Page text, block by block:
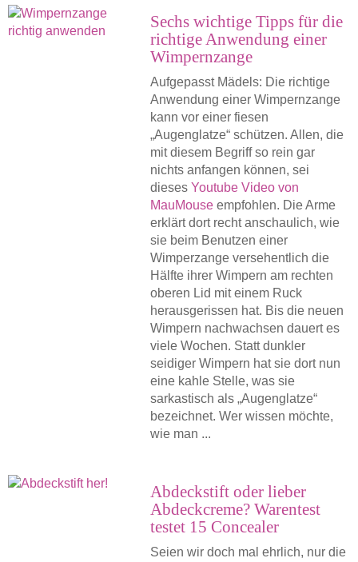
Sechs wichtige Tipps für die
richtige Anwendung einer
Wimpernzange
Aufgepasst Mädels: Die richtige
Anwendung einer Wimpernzange
kann vor einer fiesen
„Augenglatze“ schützen. Allen, die
mit diesem Begriff so rein gar
nichts anfangen können, sei
diesesYoutube Video von
MauMouseempfohlen. Die Arme
erklärt dort recht anschaulich, wie
sie beim Benutzen einer
Wimperzange versehentlich die
Hälfte ihrer Wimpern am rechten
oberen Lid mit einem Ruck
herausgerissen hat. Bis die neuen
Wimpern nachwachsen dauert es
viele Wochen. Statt dunkler
seidiger Wimpern hat sie dort nun
eine kahle Stelle, was sie
sarkastisch als „Augenglatze“
bezeichnet. Wer wissen möchte,
wie man ...
Abdeckstift oder lieber
Abdeckcreme? Warentest
testet 15 Concealer
Seien wir doch mal ehrlich, nur die